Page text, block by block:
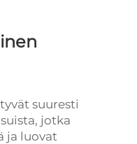
suuresti
jotka
ja luovat